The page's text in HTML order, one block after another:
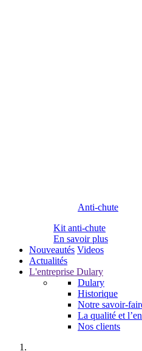
Anti-chute
Kit anti-chute
En savoir plus
Nouveautés Videos
Actualités
L'entreprise Dulary
Dulary
Historique
Notre savoir-
La qualité et
Nos clients